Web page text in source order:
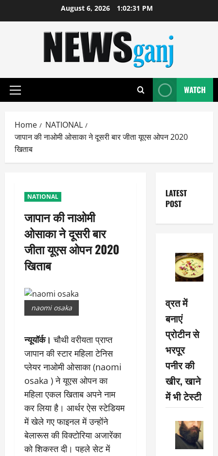
August 6, 2026 1:02:32 PM
Primary
WATCH
Home
NATIONAL
जापान की नाओमी ओसाका ने दूसरी बार जीता यूएस ओपन 2020
खिताब
NATIONAL
जापान की नाओमी
ओसाका ने दूसरी बार
जीता यूएस ओपन 2020
खिताब
naomi osaka
न्यूयॉर्क। चौथी वरीयता प्राप्त
जापान की स्टार महिला टेनिस
प्लेयर नाओमी ओसाका (naomi
osaka ) ने यूएस ओपन का
महिला एकल खिताब अपने नाम
कर लिया है। आर्थर ऐस स्टेडियम
में खेले गए फाइनल में उन्होंने
बेलारूस की विक्टोरिया अजारेंका
को शिकस्त दी। पहले सेट में
LATEST
POST
व्रत में
बनाएं
प्रोटीन से
भरपूर
पनीर की
खीर, खाने
में भी टेस्टी